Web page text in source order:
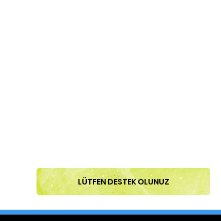
LÜTFEN DESTEK OLUNUZ